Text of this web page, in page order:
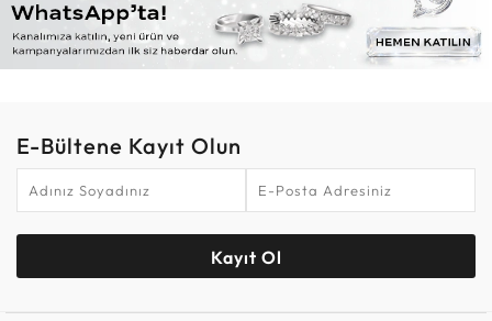
E-Bültene Kayıt Olun
Kayıt Ol